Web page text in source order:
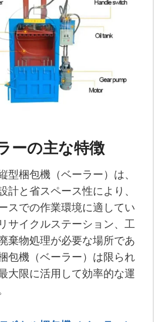
ーの主な特徴
型梱包機（ベーラー）は、
計と省スペース性により、
スでの作業環境に適してい
サイクルステーション、工
棄物処理が必要な場所であ
包機（ベーラー）は限られ
大限に活用して効率的な運